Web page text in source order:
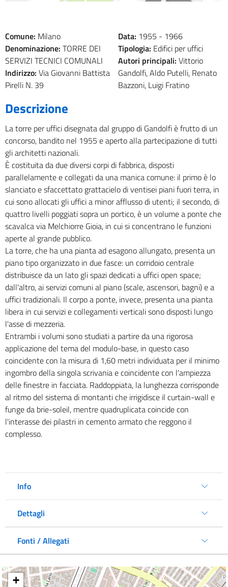
Comune: Milano
Denominazione: TORRE DEI
SERVIZI TECNICI COMUNALI
Indirizzo: Via Giovanni Battista
Pirelli N. 39
Data: 1955 - 1966
Tipologia: Edifici per uffici
Autori principali:
Gandolfi, Aldo Putelli, Renato
Bazzoni, Luigi Fratino
Descrizione
La torre per uffici disegnata dal gruppo di Gandolfi è frutto di un
concorso, bandito nel 1955 e aperto alla partecipazione di tutti
gli architetti nazionali.
È costituita da due diversi corpi di fabbrica, disposti
parallelamente e collegati da una manica comune: il primo è lo
slanciato e sfaccettato grattacielo di ventisei piani fuori terra, in
cui sono allocati gli uffici a minor afflusso di utenti; il secondo, di
quattro livelli poggiati sopra un portico, è un volume a ponte che
scavalca via Melchiorre Gioia, in cui si concentrano le funzioni
aperte al grande pubblico.
La torre, che ha una pianta ad esagono allungato, presenta un
piano tipo organizzato in due fasce: un corridoio centrale
distribuisce da un lato gli spazi dedicati a uffici open space;
dall'altro, ai servizi comuni al piano (scale, ascensori, bagni) e a
uffici tradizionali. Il corpo a ponte, invece, presenta una pianta
libera in cui servizi e collegamenti verticali sono disposti lungo
l'asse di mezzeria.
Entrambi i volumi sono studiati a partire da una rigorosa
applicazione del tema del modulo-base, in questo caso
coincidente con la misura di 1,60 metri individuata per il minimo
ingombro della singola scrivania e coincidente con l'ampiezza
delle finestre in facciata. Raddoppiata, la lunghezza corrisponde
al ritmo del sistema di montanti che irrigidisce il curtain-wall e
funge da brie-soleil, mentre quadruplicata coincide con
l'interasse dei pilastri in cemento armato che reggono il
complesso.
Info
Dettagli
Fonti / Allegati
+